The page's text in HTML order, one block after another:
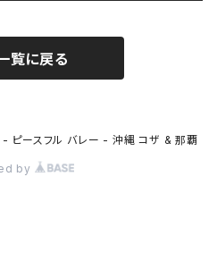
覧に戻る
ースフル バレー - 沖縄 コザ & 那覇
by